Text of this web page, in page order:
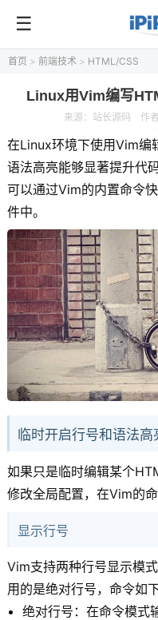
首页 > 前端技术 > HTML/CSS
Linux用Vim编写
来源： 站长源码 作
在Linux环境下使用Vim编
语法高亮能够显著提升代
可以通过Vim的内置命令
件中。
临时开启行号和语法高
如果只是临时编辑某个
修改全局配置，在Vim的
显示行号
Vim支持两种行号显示模
用的是绝对行号，命令如下
绝对行号：在命令模式